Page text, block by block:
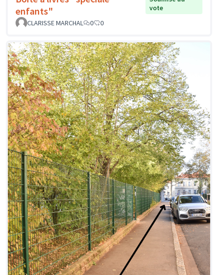
enfants"
vote
CLARISSE MARCHAL
0 0